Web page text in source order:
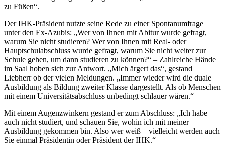
zu Füßen“.
Der IHK-Präsident nutzte seine Rede zu einer Spontanumfrage
unter den Ex-Azubis: „Wer von Ihnen mit Abitur wurde gefragt,
warum Sie nicht studieren? Wer von Ihnen mit Real- oder
Hauptschulabschluss wurde gefragt, warum Sie nicht weiter zur
Schule gehen, um dann studieren zu können?“ – Zahlreiche Hände
im Saal hoben sich zur Antwort. „Mich ärgert das“, gestand
Liebherr ob der vielen Meldungen. „Immer wieder wird die duale
Ausbildung als Bildung zweiter Klasse dargestellt. Als ob Menschen
mit einem Universitätsabschluss unbedingt schlauer wären.“
Mit einem Augenzwinkern gestand er zum Abschluss: „Ich habe
auch nicht studiert, und schauen Sie, wohin ich mit meiner
Ausbildung gekommen bin. Also wer weiß – vielleicht werden auch
Sie einmal Präsidentin oder Präsident der IHK.“